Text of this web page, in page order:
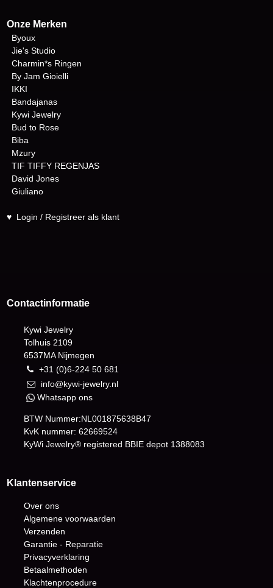
Onze Merken
Byoux
Jie's Studio
Charmin*s Ringen
By Jam Gioielli
IKKI
Bandajanas
Kywi Jewelry
Bud to Rose
Biba
Mzury
TIF TIFFY REGENJAS
David Jones
Giuliano
♥ Login / Registreer als klant
Contactinformatie
Kywi Jewelry
Tolhuis 2109
6537MA Nijmegen
+31 (0)6-224 50 681
info@kywi-jewelry.nl
Whatsapp ons
BTW Nummer:NL001875638B47
KvK nummer: 62669524
KyWi Jewelry® registered BBIE depot 1388083
Klantenservice
Over ons
Algemene voorwaarden
Verzenden
Garantie - Reparatie
Privacyverklaring
Betaalmethoden
Klachtenprocedure